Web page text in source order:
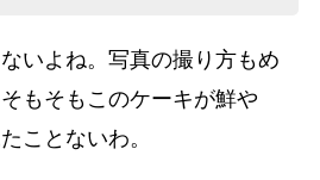
いよね。写真の撮り方もめ
もそもこのケーキが鮮や
ことないわ。